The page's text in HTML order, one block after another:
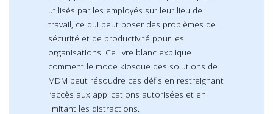
utilisés par les employés sur leur lieu de
travail, ce qui peut poser des problèmes de
sécurité et de productivité pour les
organisations. Ce livre blanc explique
comment le mode kiosque des solutions de
MDM peut résoudre ces défis en restreignant
l’accès aux applications autorisées et en
limitant les distractions.